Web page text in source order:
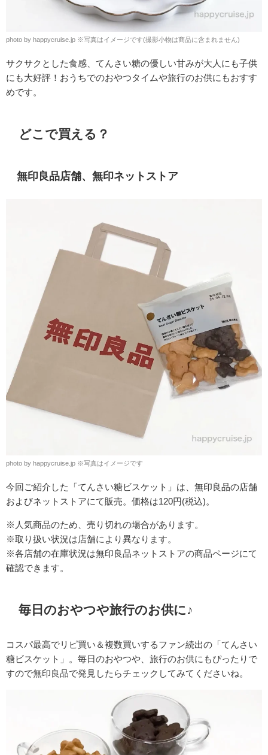
photo by happycruise.jp ※写真はイメージです(撮影小物は商品に含まれません)
サクサクとした食感、てんさい糖の優しい甘みが大人にも子供
にも大好評！おうちでのおやつタイムや旅行のお供にもおすす
めです。
どこで買える？
無印良品店舗、無印ネットストア
photo by happycruise.jp ※写真はイメージです
今回ご紹介した「てんさい糖ビスケット」は、無印良品の店舗
およびネットストアにて販売。価格は120円(税込)。
※人気商品のため、売り切れの場合があります。
※取り扱い状況は店舗により異なります。
※各店舗の在庫状況は無印良品ネットストアの商品ページにて
確認できます。
毎日のおやつや旅行のお供に♪
コスパ最高でリピ買い＆複数買いするファン続出の「てんさい
糖ビスケット」。毎日のおやつや、旅行のお供にもぴったりで
すので無印良品で発見したらチェックしてみてくださいね。